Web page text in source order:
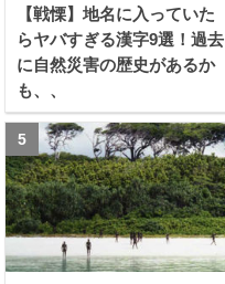
【戦慄】地名に入っていた
らヤバすぎる漢字9選！過去
に自然災害の歴史があるか
も、、